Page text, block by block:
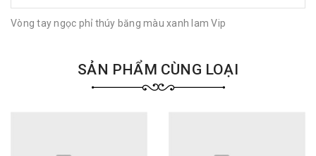
Vòng tay ngọc phỉ thúy băng màu xanh lam Vip
SẢN PHẨM CÙNG LOẠI